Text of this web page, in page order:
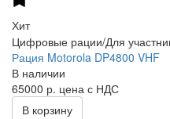
Хит
Цифровые рации/Для
Рация Motorola DP4800 VHF
В наличии
65000 р. цена с НДС
В корзину